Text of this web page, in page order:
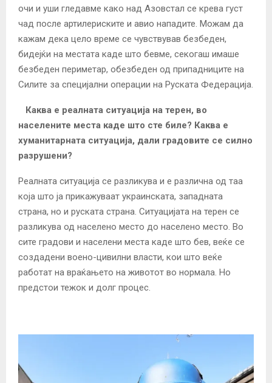
очи и уши гледавме како над Азовстал се крева густ
чад после артилериските и авио нападите. Можам да
кажам дека цело време се чувствував безбеден,
бидејќи на местата каде што бевме, секогаш имаше
безбеден периметар, обезбеден од припадниците на
Силите за специјални операции на Руската Федерација.
Каква е реалната ситуација на терен, во
населените места каде што сте биле? Каква е
хуманитарната ситуација, дали градовите се силно
разрушени?
Реалната ситуација се разликува и е различна од таа
која што ја прикажуваат украинската, западната
страна, но и руската страна. Ситуацијата на терен се
разликува од населено место до населено место. Во
сите градови и населени места каде што бев, веќе се
создадени воено-цивилни власти, кои што веќе
работат на враќањето на животот во нормала. Но
предстои тежок и долг процес.